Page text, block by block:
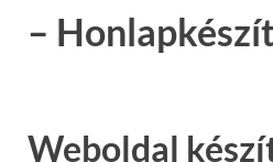
–
Weboldal